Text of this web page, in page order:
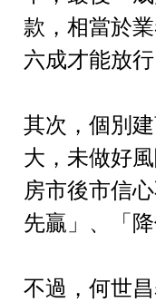
款，相當於
六成才能放行
其次，個別
大，未做好
房市後市信
先贏」、「
不過，何世